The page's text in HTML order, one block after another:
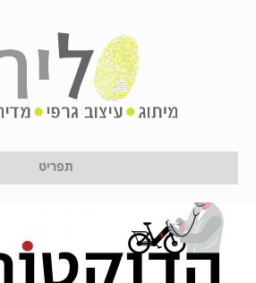
תפריט
Untitled-1
28 בדצמבר 2021